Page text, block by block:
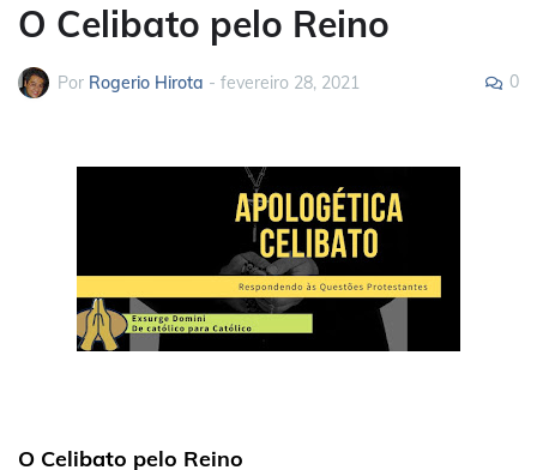
O Celibato pelo Reino
Por Rogerio Hirota - fevereiro 28, 2021 0
O Celibato pelo Reino